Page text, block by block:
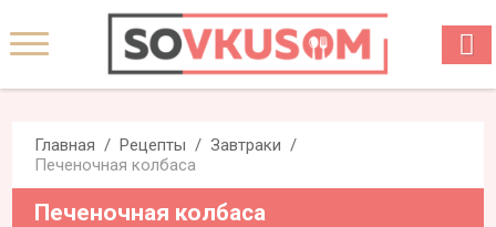
Главная Рецепты
Завтраки
Печеночная колбаса
Печеночная колбаса